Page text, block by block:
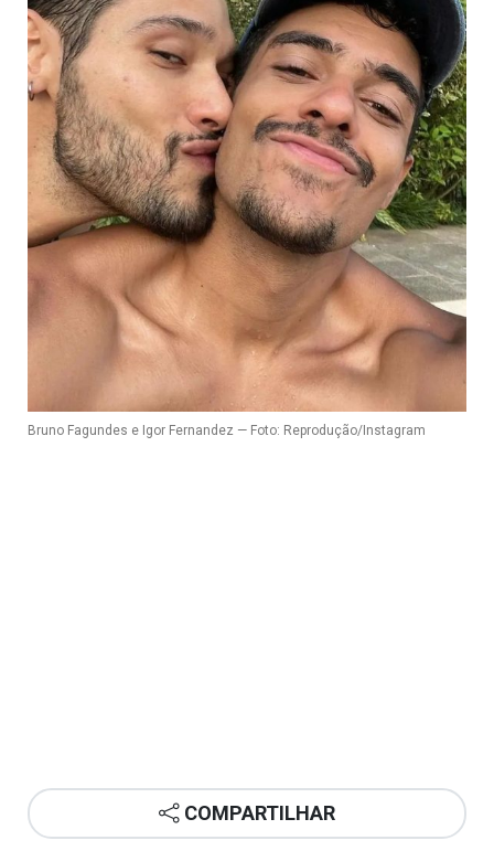
Bruno Fagundes e Igor Fernandez — Foto: Reprodução/Instagram
COMPARTILHAR